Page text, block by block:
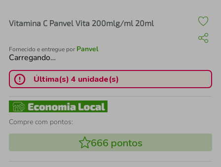
Vitamina C Panvel Vita 200mlg/ml 20ml
Fornecido e entregue por Panvel
Carregando…
Última(s) 4 unidade(s)
Compre com pontos:
666 pontos